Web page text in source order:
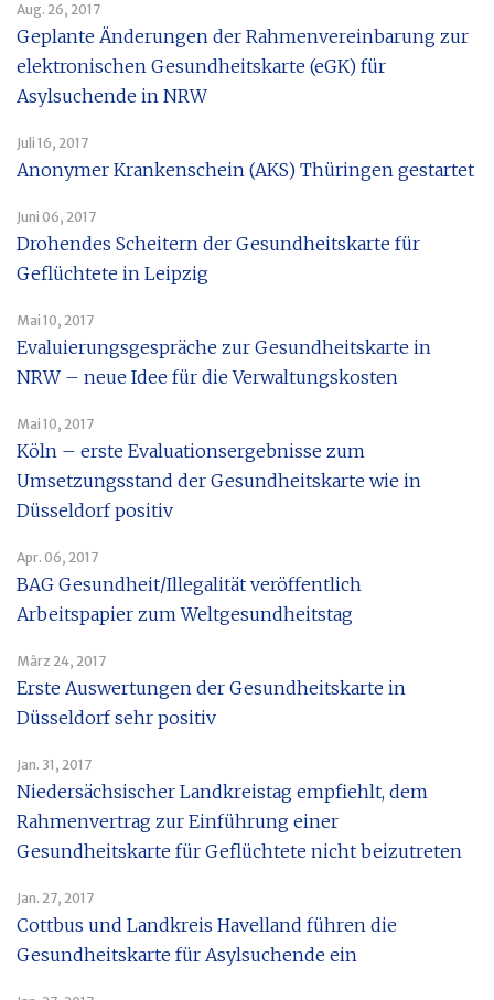
Aug. 26, 2017
Geplante Änderungen der Rahmenvereinbarung zur
elektronischen Gesundheitskarte (eGK) für
Asylsuchende in NRW
Juli 16, 2017
Anonymer Krankenschein (AKS) Thüringen gestartet
Juni 06, 2017
Drohendes Scheitern der Gesundheitskarte für
Geflüchtete in Leipzig
Mai 10, 2017
Evaluierungsgespräche zur Gesundheitskarte in
NRW – neue Idee für die Verwaltungskosten
Mai 10, 2017
Köln – erste Evaluationsergebnisse zum
Umsetzungsstand der Gesundheitskarte wie in
Düsseldorf positiv
Apr. 06, 2017
BAG Gesundheit/Illegalität veröffentlich
Arbeitspapier zum Weltgesundheitstag
März 24, 2017
Erste Auswertungen der Gesundheitskarte in
Düsseldorf sehr positiv
Jan. 31, 2017
Niedersächsischer Landkreistag empfiehlt, dem
Rahmenvertrag zur Einführung einer
Gesundheitskarte für Geflüchtete nicht beizutreten
Jan. 27, 2017
Cottbus und Landkreis Havelland führen die
Gesundheitskarte für Asylsuchende ein